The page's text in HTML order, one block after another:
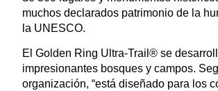
muchos declarados patrimonio de la
la UNESCO.
El Golden Ring Ultra-Trail® se
impresionantes bosques y campos.
organización, “está diseñado para los